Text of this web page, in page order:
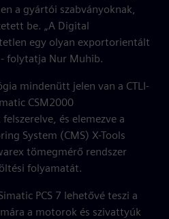
a gyártói szabványoknak,
be. „A Digital
egy olyan exportorientált
folytatja Nur Muhib.
mindenütt jelen van a CTLI-
CSM2000
és elemezve a
System (CMS) X-Tools
tömegmérő rendszer
folyamatát.
PCS 7 lehetővé teszi a
a motorok és szivattyúk